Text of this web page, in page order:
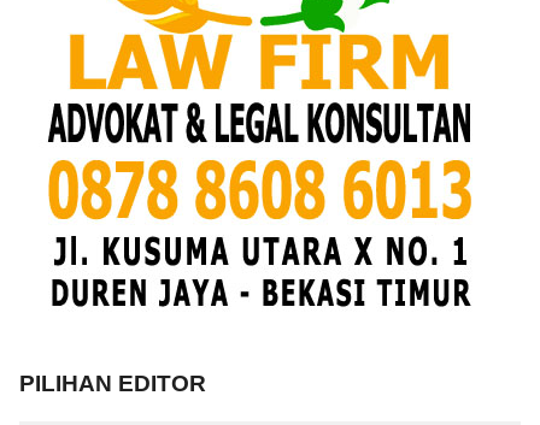
PILIHAN EDITOR